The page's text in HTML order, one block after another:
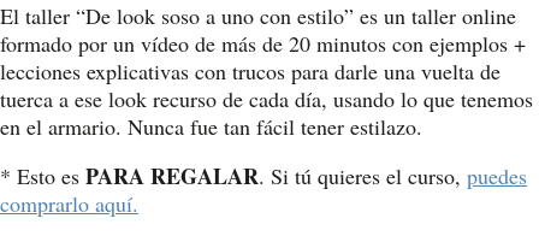
El taller “De look soso a uno con estilo” es un taller online
formado por un vídeo de más de 20 minutos con ejemplos +
lecciones explicativas con trucos para darle una vuelta de
tuerca a ese look recurso de cada día, usando lo que tenemos
en el armario. Nunca fue tan fácil tener estilazo.
* Esto es PARA REGALAR. Si tú quieres el curso, puedes
comprarlo aquí.